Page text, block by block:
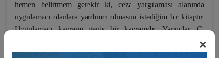
×
hemen belirtmem gerekir ki, ceza yargılaması alanında
uygulamacı olanlara yardımcı olmasını istediğim bir kitaptır.
Uygulamacı kavramı geniş bir kavramdır. Yargıçlar, C.
Savcıları, avukatlar, bürokratik makamlarda taşıdıkları değişik
sıfatlarla hukuku uygulayanlar, stajyerler bu kapsamdadır.